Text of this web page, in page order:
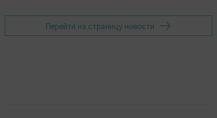
Перейти на страницу новости